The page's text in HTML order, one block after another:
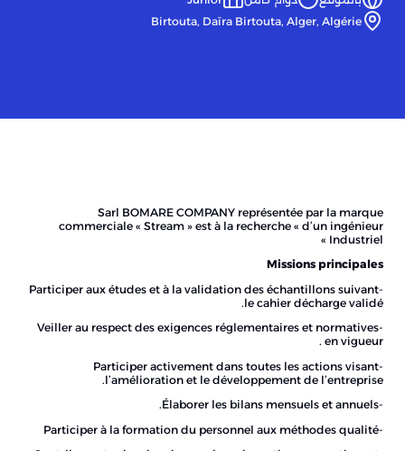
Birtouta, Daïra Birtouta, Alger, Algérie
Sarl BOMARE COMPANY représentée par la marque
commerciale « Stream » est à la recherche « d’un ingénieur
Industriel »
Missions principales
-Participer aux études et à la validation des échantillons suivant
le cahier décharge validé.
-Veiller au respect des exigences réglementaires et normatives
en vigueur .
-Participer activement dans toutes les actions visant
l’amélioration et le développement de l’entreprise.
-Élaborer les bilans mensuels et annuels.
-Participer à la formation du personnel aux méthodes qualité